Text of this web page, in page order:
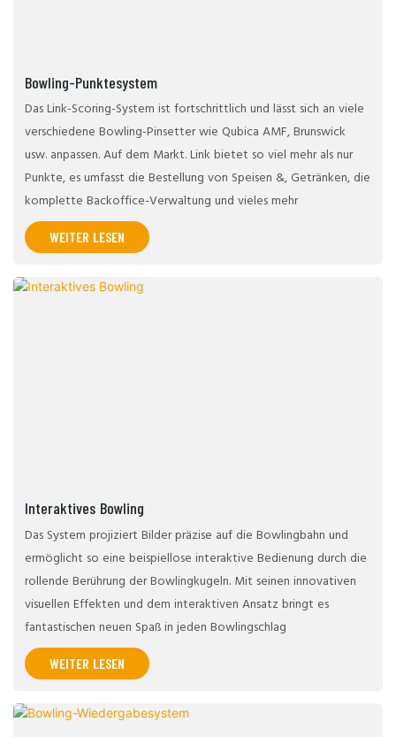
Bowling-Punktesystem
Das Link-Scoring-System ist fortschrittlich und lässt sich an viele
verschiedene Bowling-Pinsetter wie Qubica AMF, Brunswick
usw. anpassen. Auf dem Markt. Link bietet so viel mehr als nur
Punkte, es umfasst die Bestellung von Speisen &, Getränken, die
komplette Backoffice-Verwaltung und vieles mehr
WEITER LESEN
Interaktives Bowling
Das System projiziert Bilder präzise auf die Bowlingbahn und
ermöglicht so eine beispiellose interaktive Bedienung durch die
rollende Berührung der Bowlingkugeln. Mit seinen innovativen
visuellen Effekten und dem interaktiven Ansatz bringt es
fantastischen neuen Spaß in jeden Bowlingschlag
WEITER LESEN